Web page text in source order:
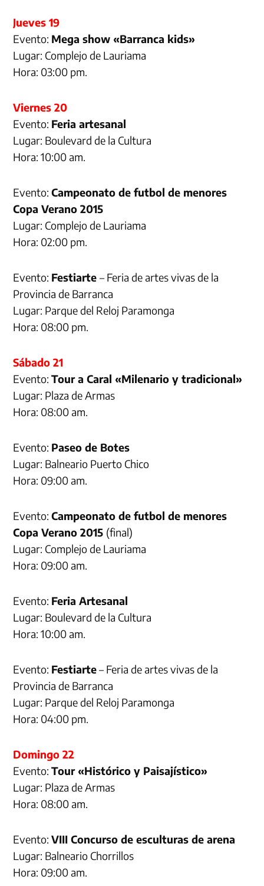
Jueves 19
Evento: Mega show «Barranca kids»
Lugar: Complejo de Lauriama
Hora: 03:00 pm.
Viernes 20
Evento: Feria artesanal
Lugar: Boulevard de la Cultura
Hora: 10:00 am.
Evento:Campeonato de futbol de menores
Copa Verano 2015
Lugar: Complejo de Lauriama
Hora: 02:00 pm.
Evento: Festiarte– Feria de artes vivas de la
Provincia de Barranca
Lugar: Parque del Reloj Paramonga
Hora: 08:00 pm.
Sábado 21
Evento:Tour a Caral «Milenario y tradicional»
Lugar: Plaza de Armas
Hora: 08:00 am.
Evento: Paseo de Botes
Lugar: Balneario Puerto Chico
Hora: 09:00 am.
Evento:Campeonato de futbol de menores
Copa Verano 2015 (final)
Lugar: Complejo de Lauriama
Hora: 09:00 am.
Evento: Feria Artesanal
Lugar: Boulevard de la Cultura
Hora: 10:00 am.
Evento: Festiarte– Feria de artes vivas de la
Provincia de Barranca
Lugar: Parque del Reloj Paramonga
Hora: 04:00 pm.
Domingo 22
Evento:Tour «Histórico y Paisajístico»
Lugar: Plaza de Armas
Hora: 08:00 am.
Evento:VIII Concurso de esculturas de arena
Lugar: Balneario Chorrillos
Hora: 09:00 am.